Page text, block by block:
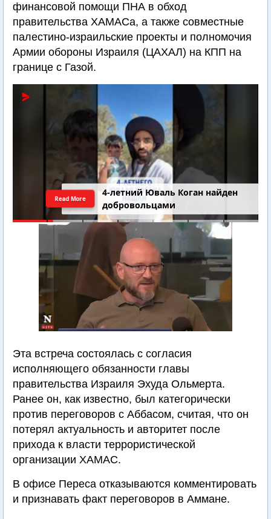
финансовой помощи ПНА в обход
правительства ХАМАСа, а также совместные
палестино-израильские проекты и полномочия
Армии обороны Израиля (ЦАХАЛ) на КПП на
границе с Газой.
4-летний Юваль Коган найден
добровольцами
Read More
Эта встреча состоялась с согласия
исполняющего обязанности главы
правительства Израиля Эхуда Ольмерта.
Ранее он, как известно, был категорически
против переговоров с Аббасом, считая, что он
потерял актуальность и авторитет после
прихода к власти террористической
организации ХАМАС.
В офисе Переса отказываются комментировать
и признавать факт переговоров в Аммане.